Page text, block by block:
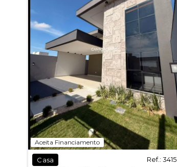
Aceita Financiamento
Casa Ref.: 3415